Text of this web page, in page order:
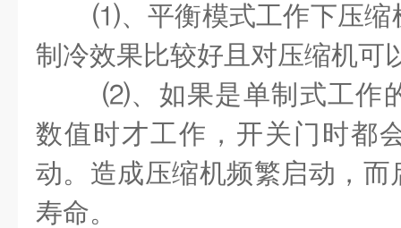
⑴、平衡模式工作下压缩
制冷效果比较好且对压缩机
⑵、如果是单制式工作
数值时才工作，开关门时都
动。造成压缩机频繁启动，
寿命。